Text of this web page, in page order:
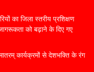
का जिला स्तरीय प्रशिक्षण
को बढ़ाने के दिए गए
कार्यक्रमों से देशभक्ति के रंग